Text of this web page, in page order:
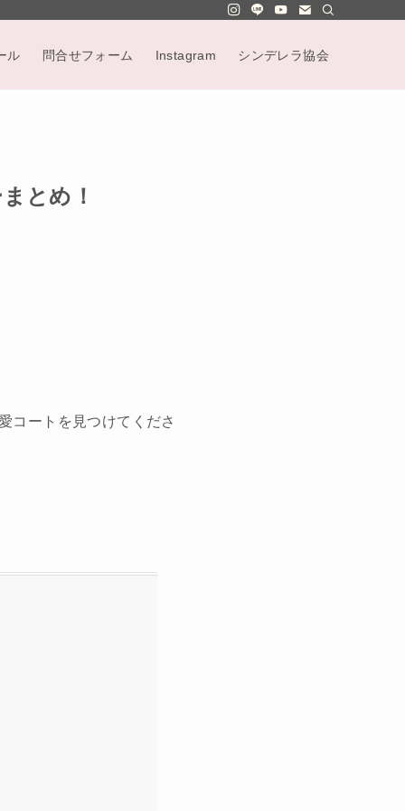
ル 問合せフォーム Instagram シンデレラ協会
とめ！
コートを見つけてくださ